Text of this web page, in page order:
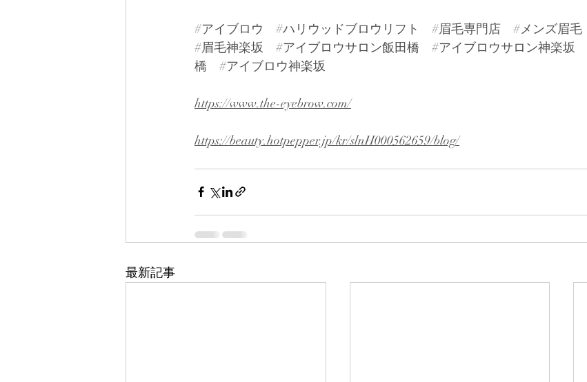
#アイブロウ #ハリウッドブロウリフト #眉毛専門店 #メンズ眉毛
#眉毛神楽坂
#アイブロウサロン飯田橋 #アイブロウサロン神楽坂
橋
#アイブロウ神楽坂
https://www.the-eyebrow.com/
https://beauty.hotpepper.jp/kr/slnH000562659/blog/
最新記事